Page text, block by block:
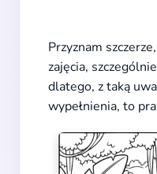
Przyznam
zajęcia,
dlatego, z taką
wypełnienia, to